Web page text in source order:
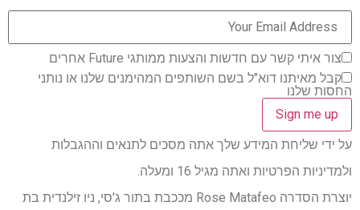
צור איתי קשר עם חדשות והצעות ממותגי Future אחרים
קבל מאיתנו דוא"ל בשם השותפים המהימנים שלנו או נותני
החסות שלנו
על ידי שליחת המידע שלך אתה מסכים לתנאים וההגבלות
ולמדיניות הפרטיות ואתה מגיל 16 ומעלה.
יוצרת הסדרה Rose Matafeo מככבת בתור ג'סי, ניו זילנדית בת